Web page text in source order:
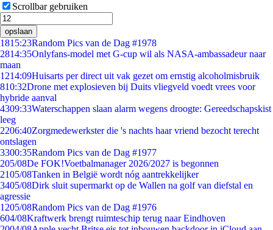
Scrollbar gebruiken
opslaan
1815:23Random Pics van de Dag #1978
2814:35Onlyfans-model met G-cup wil als NASA-ambassadeur naar
maan
1214:09Huisarts per direct uit vak gezet om ernstig alcoholmisbruik
810:32Drone met explosieven bij Duits vliegveld voedt vrees voor
hybride aanval
4309:33Waterschappen slaan alarm wegens droogte: Gereedschapskist
leeg
2206:40Zorgmedewerkster die 's nachts haar vriend bezocht terecht
ontslagen
3300:35Random Pics van de Dag #1977
205/08De FOK!Voetbalmanager 2026/2027 is begonnen
2105/08Tanken in België wordt nóg aantrekkelijker
3405/08Dirk sluit supermarkt op de Wallen na golf van diefstal en
agressie
1205/08Random Pics van de Dag #1976
604/08Kraftwerk brengt ruimteschip terug naar Eindhoven